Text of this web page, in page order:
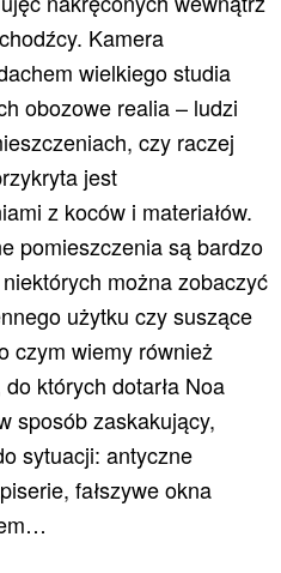
Kamera
wielkiego studia
obozowe realia – ludzi
czy raczej
jest
z koców i materiałów.
pomieszczenia są bardzo
można zobaczyć
użytku czy suszące
czym wiemy również
których dotarła Noa
sposób zaskakujący,
sytuacji: antyczne
fałszywe okna